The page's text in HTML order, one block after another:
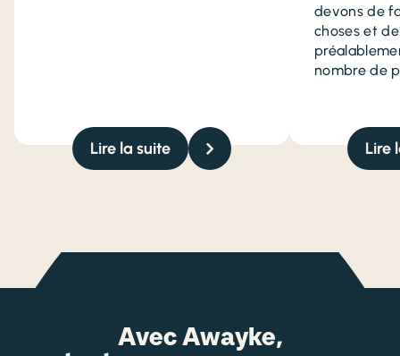
Lire la suite
devons de
choses et
nombre de
Lire
Avec Awayke,